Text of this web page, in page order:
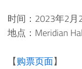
时间：2023年2月
地点：Meridian
【购票页面】